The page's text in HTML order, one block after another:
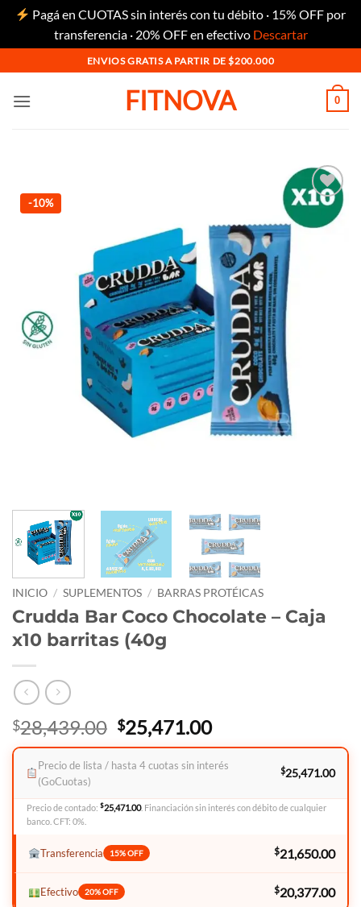
Pagá en CUOTAS sin interés con tu débito · 15% OFF por
transferencia · 20% OFF en efectivo Descartar
al
contenido
ENVIOS GRATIS A PARTIR DE $200.000
FITNOVA 0
-10%
Añadir
a la
INICIO / SUPLEMENTOS / BARRAS PROTÉICAS
Crudda Bar Coco Chocolate – Caja
x10 barritas (40g
$28,439.00 El
precio
original
$28,439.00.
$25,471.00El
precio
actual
$25,471.00.
Precio de lista / hasta 4 cuotas sin interés
(GoCuotas)
$25,471.00
Precio de contado: $25,471.00. Financiación sin interés con débito de cualquier
banco. CFT: 0%.
Transferencia 15% OFF $21,650.00
Efectivo 20% OFF $20,377.00